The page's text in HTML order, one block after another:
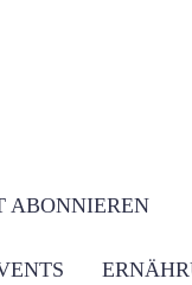
ABONNIEREN